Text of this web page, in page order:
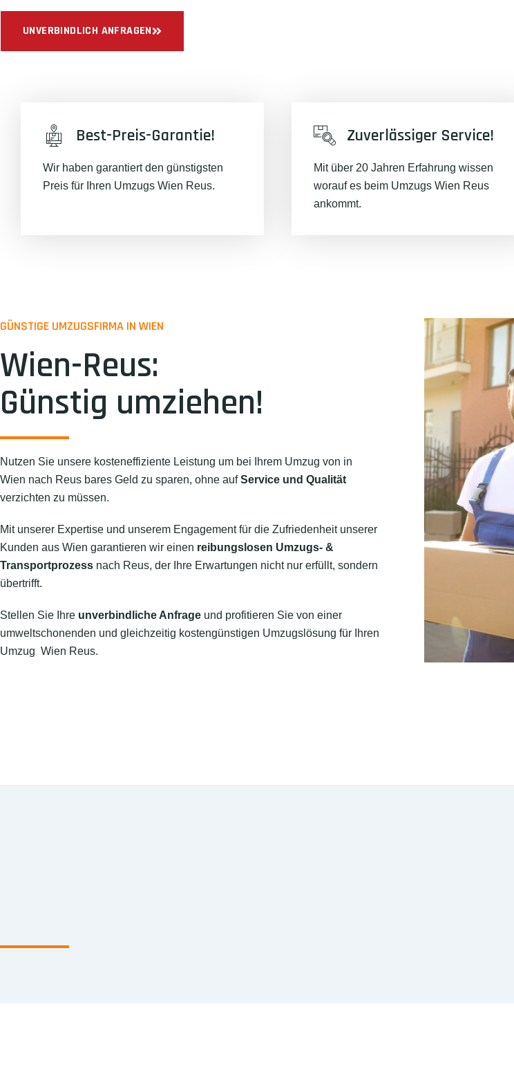
UNVERBINDLICH ANFRAGEN
Best-Preis-Garantie!
Wir haben garantiert den günstigsten
Preis für Ihren Umzugs Wien Reus.
Zuverlässiger Service!
Mit über 20 Jahren Erfahrung wissen
worauf es beim Umzugs Wien Reus
ankommt.
GÜNSTIGE UMZUGSFIRMA IN WIEN
Wien-Reus:
Günstig umziehen!
Nutzen Sie unsere kosteneffiziente Leistung um bei Ihrem Umzug von in
Wien nach Reus bares Geld zu sparen, ohne aufService und Qualität
verzichten zu müssen.
Mit unserer Expertise und unserem Engagement für die Zufriedenheit unserer
Kunden aus Wien garantieren wir einen reibungslosen Umzugs- &
Transportprozess nach Reus, der Ihre Erwartungen nicht nur erfüllt, sondern
übertrifft.
Stellen Sie Ihre unverbindliche Anfrage und profitieren Sie von einer
umweltschonenden und gleichzeitig kostengünstigen Umzugslösung für Ihren
Umzug Wien Reus.